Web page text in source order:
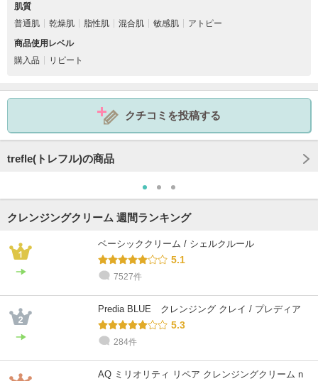
肌質
普通肌
乾燥肌 脂性肌 混合肌 敏感肌
アトピー
商品使用レベル
購入品
リピート
クチコミを投稿する
trefle(トレフル)の商品
クレンジングクリーム 週間ランキング
ベーシッククリーム / シェルクルール
5.1
7527件
Predia BLUE クレンジング クレイ / プレディア
5.3
284件
AQ ミリオリティ リペア クレンジングクリーム n